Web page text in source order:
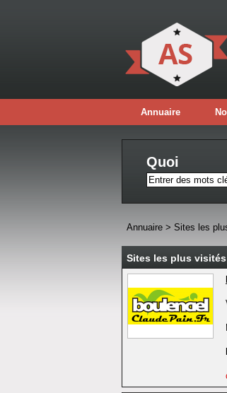
Annuaire
Quoi
Annuaire > Sites les
Sites les plus visités